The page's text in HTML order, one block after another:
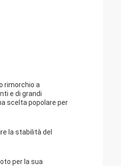
rimorchio a
e di grandi
scelta popolare per
la stabilità del
per la sua